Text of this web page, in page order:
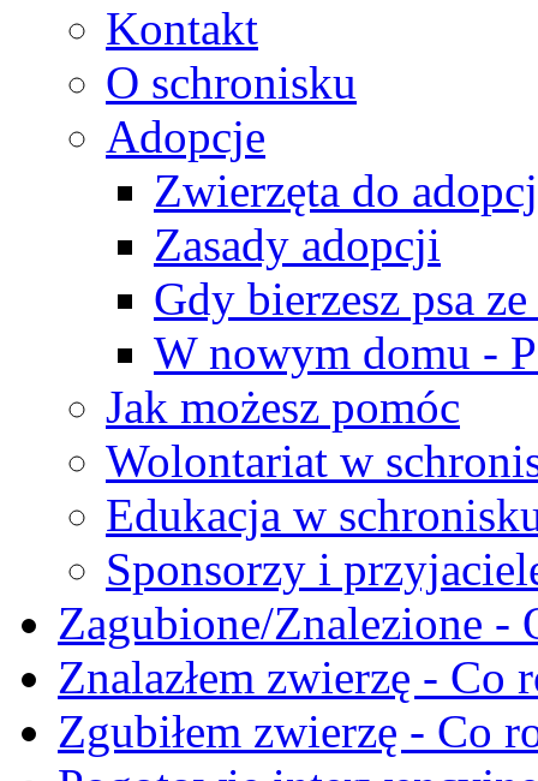
Kontakt
O schronisku
Adopcje
Zwierzęta do
Zasady adopcji
Gdy bierzesz psa
W nowym domu -
Jak możesz pomóc
Wolontariat w
Edukacja w
Sponsorzy i
Zagubione/Znalezione -
Znalazłem zwierzę - Co
Zgubiłem zwierzę - Co